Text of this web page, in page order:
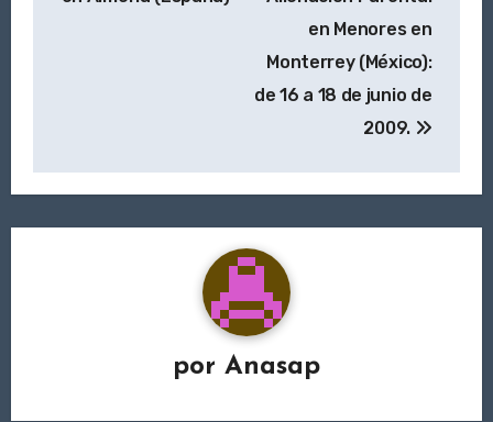
en Menores en
Monterrey (México):
de 16 a 18 de junio de
2009.
por Anasap